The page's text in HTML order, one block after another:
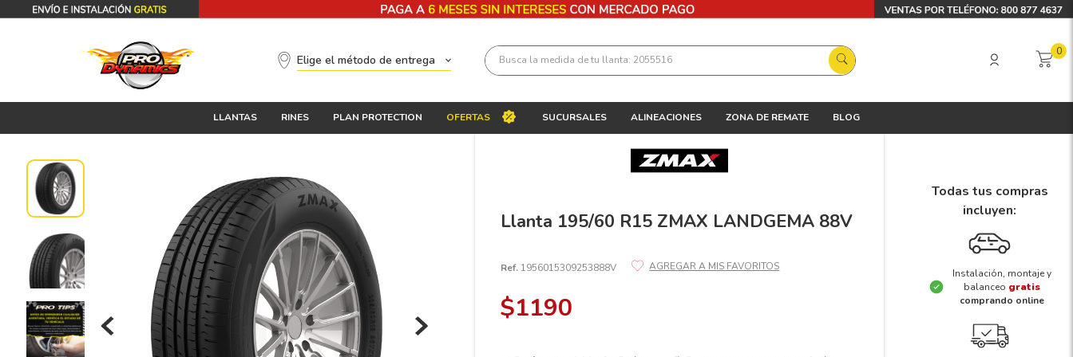
Elige el método de entrega Busca la medida de tu llanta: 2055516 0
LLANTAS RINES PLAN PROTECTION OFERTAS SUCURSALES ALINEACIONES ZONA DE REMATE BLOG
Llanta 195/60 R15 ZMAX LANDGEMA 88V
Ref. 1956015309253888V
$1190
Todas tus compras
incluyen:
Instalación, montaje y
balanceo gratis
comprando online
Términos más buscados